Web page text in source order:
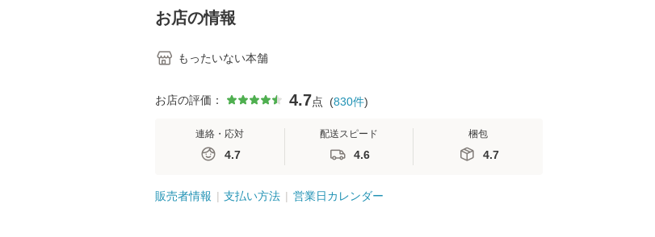
堂 [単行
お店の情報
もったいない本舗
お店の評価： 4.7点 (830件)
連絡・応対
4.7
配送スピード
4.6
梱包
4.7
販売者情報 支払い方法 営業日カレンダー